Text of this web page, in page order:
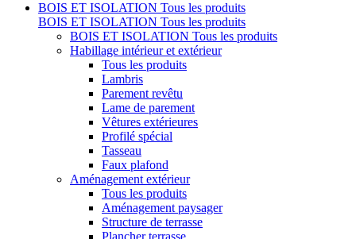
BOIS ET ISOLATION Tous les produits
BOIS ET ISOLATION Tous les produits
BOIS ET ISOLATION Tous les produits
Habillage intérieur et extérieur
Tous les produits
Lambris
Parement revêtu
Lame de parement
Vêtures extérieures
Profilé spécial
Tasseau
Faux plafond
Aménagement extérieur
Tous les produits
Aménagement paysager
Structure de terrasse
Plancher terrasse